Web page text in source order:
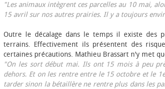
"Les animaux intègrent ces parcelles au 10 mai,
15 avril sur nos autres prairies. Il y a toujours
Outre le décalage dans le temps il existe des
terrains. Effectivement ils présentent des
certaines précautions. Mathieu Brassart n'y met
"On les sort début mai. Ils ont 15 mois à peu
dehors. Et on les rentre entre le 15 octobre et le
tarder sinon la bétaillère ne rentre plus dans les